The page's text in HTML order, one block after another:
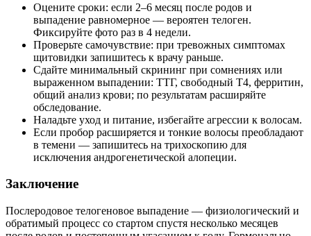
Оцените сроки: если 2–6 месяц после родов и
выпадение равномерное — вероятен телоген.
Фиксируйте фото раз в 4 недели.
Проверьте самочувствие: при тревожных симптомах
щитовидки запишитесь к врачу раньше.
Сдайте минимальный скрининг при сомнениях или
выраженном выпадении: ТТГ, свободный T4, ферритин,
общий анализ крови; по результатам расширяйте
обследование.
Наладьте уход и питание, избегайте агрессии к волосам.
Если пробор расширяется и тонкие волосы преобладают
в темени — запишитесь на трихоскопию для
исключения андрогенетической алопеции.
Заключение
Послеродовое телогеновое выпадение — физиологический и
обратимый процесс со стартом спустя несколько месяцев